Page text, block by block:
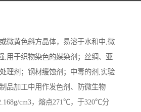
微黄色斜方晶体，易溶于水和中,微
,用于织物染色的媒染剂；丝绸、亚
理剂；钢材缓蚀剂；中毒的剂,实验
品加工中用作发色剂、防微生物
cm3，熔点271℃，于320℃分